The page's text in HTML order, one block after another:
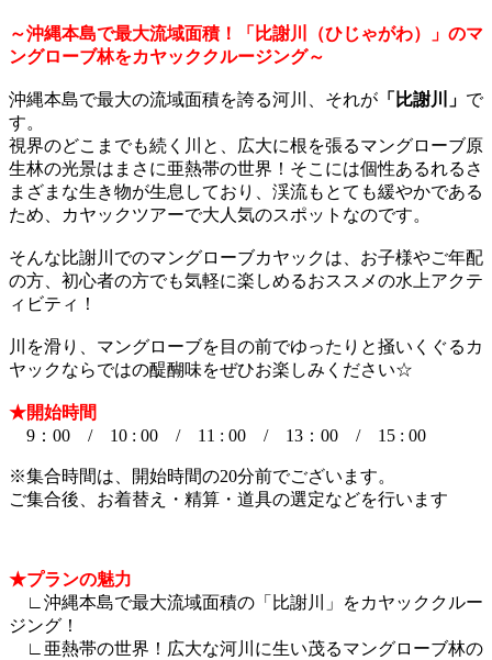
～沖縄本島で最大流域面積！「比謝川（ひじゃがわ）」のマ
ングローブ林をカヤッククルージング～
沖縄本島で最大の流域面積を誇る河川、それが 「比謝川」 で
す。
視界のどこまでも続く川と、広大に根を張るマングローブ原
生林の光景はまさに亜熱帯の世界！そこには個性あるれるさ
まざまな生き物が生息しており、渓流もとても緩やかである
ため、カヤックツアーで大人気のスポットなのです。
そんな比謝川でのマングローブカヤックは、お子様やご年配
の方、初心者の方でも気軽に楽しめるおススメの水上アクテ
ィビティ！
川を滑り、マングローブを目の前でゆったりと掻いくぐるカ
ヤックならではの醍醐味をぜひお楽しみください☆
★開始時間
9：00 / 10 : 00 / 11 : 00 / 13：00 / 15 : 00
※集合時間は、開始時間の20分前でございます。
ご集合後、お着替え・精算・道具の選定などを行います
★プランの魅力
∟沖縄本島で最大流域面積の「比謝川」をカヤッククルー
ジング！
∟亜熱帯の世界！広大な河川に生い茂るマングローブ林の